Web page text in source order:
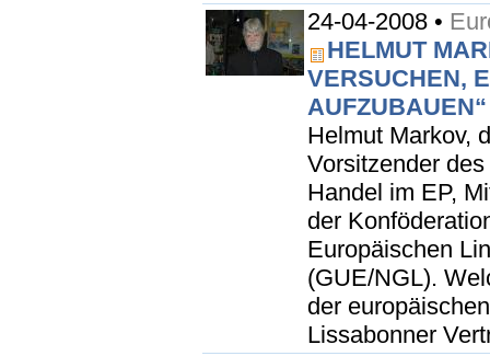
24-04-2008 •
HELMUT
VERSUCHEN,
AUFZUBAUEN“
Helmut Markov,
Vorsitzender
Handel im EP,
der
Europäischen
(GUE/NGL).
der
Lissabonner